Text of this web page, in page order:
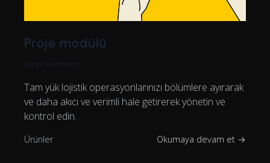
Proje modülü
Tanel Vaarmann
Tam yük lojistik operasyonlarınızı bölümlere ayırarak
ve daha akıcı ve verimli hale getirerek yönetin ve
kontrol edin.
Ürünler Okumaya devam et →